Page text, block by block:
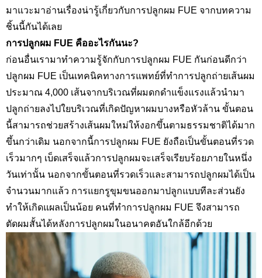
มาแวะมาอ่านเรื่องน่ารู้เกี่ยวกับการปลูกผม FUE จากบทความ
ชิ้นนี้กันได้เลย
การปลูกผม FUE คืออะไรกันนะ?
ก่อนอื่นเรามาทำความรู้จักกับการปลูกผม FUE กันก่อนดีกว่า
ปลูกผม FUE เป็นเทคนิคทางการแพทย์ที่ทำการปลูกถ่ายเส้นผม
ประมาณ 4,000 เส้นจากบริเวณที่ผมดกดำแข็งแรงแล้วนำมา
ปลูกถ่ายลงไปใยบริเวณที่เกิดปัญหาผมบางหรือหัวล้าน ขั้นตอน
นี้สามารถช่วยสร้างเส้นผมใหม่ให้งอกขึ้นตามธรรมชาติได้มาก
ขึ้นกว่าเดิม นอกจากนี้การปลูกผม FUE ยังถือเป็นขั้นตอนที่รวด
เร็วมากๆ เบ็ดเสร็จแล้วการปลูกผมจะเสร็จเรียบร้อยภายในหนึ่ง
วันเท่านั้น นอกจากขั้นตอนที่รวดเร็วและสามารถปลูกผมได้เป็น
จำนวนมากแล้ว การแยกรูขุมขนออกมาปลูกแบบทีละส่วนยัง
ทำให้เกิดแผลเป็นน้อย คนที่ทำการปลูกผม FUE จึงสามารถ
ตัดผมสั้นได้หลังการปลูกผมในอนาคตอันใกล้อีกด้วย